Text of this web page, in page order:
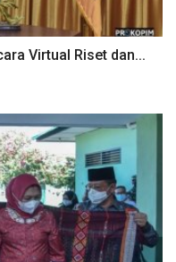
Virtual Riset dan...